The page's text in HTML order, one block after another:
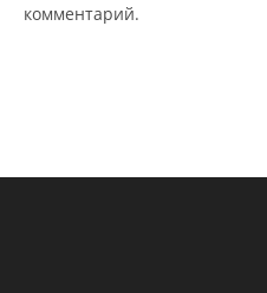
комментарий.